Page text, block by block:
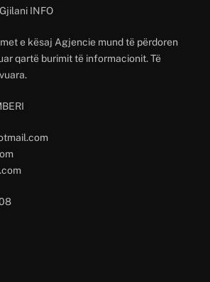
INFO
e kësaj Agjencie mund të përdoren
qartë burimit të informacionit. Të